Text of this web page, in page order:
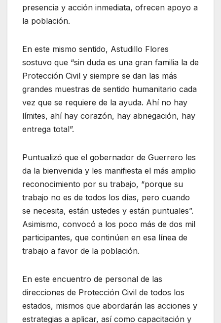
presencia y acción inmediata, ofrecen apoyo a
la población.
En este mismo sentido, Astudillo Flores
sostuvo que “sin duda es una gran familia la de
Protección Civil y siempre se dan las más
grandes muestras de sentido humanitario cada
vez que se requiere de la ayuda. Ahí no hay
límites, ahí hay corazón, hay abnegación, hay
entrega total”.
Puntualizó que el gobernador de Guerrero les
da la bienvenida y les manifiesta el más amplio
reconocimiento por su trabajo, “porque su
trabajo no es de todos los días, pero cuando
se necesita, están ustedes y están puntuales”.
Asimismo, convocó a los poco más de dos mil
participantes, que continúen en esa línea de
trabajo a favor de la población.
En este encuentro de personal de las
direcciones de Protección Civil de todos los
estados, mismos que abordarán las acciones y
estrategias a aplicar, así como capacitación y